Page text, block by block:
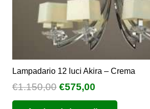
Lampadario 12 luci Akira – Crema
€1.150,00 Il
prezzo
€575,00
prezzo